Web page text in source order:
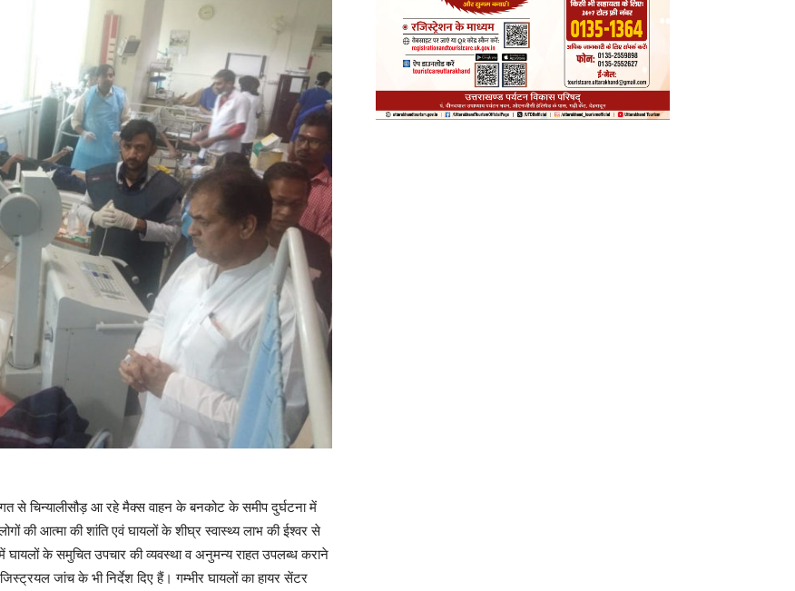
से चिन्यालीसौड़ आ रहे मैक्स वाहन के बनकोट के समीप दुर्घटना में
की आत्मा की शांति एवं घायलों के शीघ्र स्वास्थ्य लाभ की ईश्वर से
घायलों के समुचित उपचार की व्यवस्था व अनुमन्य राहत उपलब्ध कराने
जांच के भी निर्देश दिए हैं। गम्भीर घायलों का हायर सेंटर